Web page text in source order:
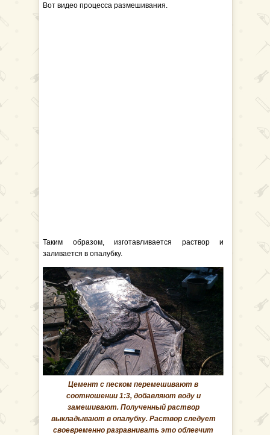
Вот видео процесса размешивания.
Таким образом, изготавливается раствор и
заливается в опалубку.
Цемент с песком перемешивают в
соотношении 1:3, добавляют воду и
замешивают. Полученный раствор
выкладывают в опалубку. Раствор следует
своевременно разравнивать это облегчит